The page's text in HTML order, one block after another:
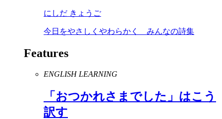
にしだ きょうご
今日をやさしくやわらかく みんなの詩集
Features
ENGLISH LEARNING
「おつかれさまでした」はこう
訳す